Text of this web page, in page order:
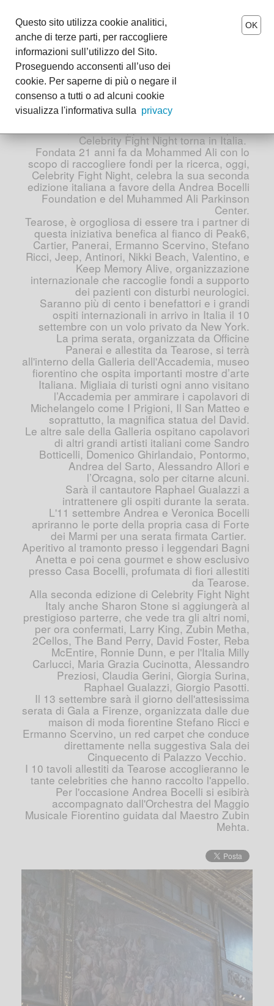
MENU
it-en
The Tearose World
Wedding
Boutiques
Tearose interpreta Celebrity
Fight Night
Grazie ad Andrea Bocelli e ad alcune tra le più
esclusive maison della moda italiana e non
Celebrity Fight Night torna in Italia.
Fondata 21 anni fa da Mohammed Ali con lo
scopo di raccogliere fondi per la ricerca, oggi,
Celebrity Fight Night, celebra la sua seconda
edizione italiana a favore della Andrea Bocelli
Foundation e del Muhammed Ali Parkinson
Center.
Tearose, è orgogliosa di essere tra i partner di
questa iniziativa benefica al fianco di Peak6,
Cartier, Panerai, Ermanno Scervino, Stefano
Ricci, Jeep, Antinori, Nikki Beach, Valentino, e
Keep Memory Alive, organizzazione
internazionale che raccoglie fondi a supporto
dei pazienti con disturbi neurologici.
Saranno più di cento i benefattori e i grandi
ospiti internazionali in arrivo in Italia il 10
settembre con un volo privato da New York.
La prima serata, organizzata da Officine
Panerai e allestita da Tearose, si terrà
all'interno della Galleria dell'Accademia, museo
fiorentino che ospita importanti mostre d’arte
Italiana. Migliaia di turisti ogni anno visitano
l’Accademia per ammirare i capolavori di
Michelangelo come I Prigioni, Il San Matteo e
soprattutto, la magnifica statua del David.
Le altre sale della Galleria ospitano capolavori
di altri grandi artisti italiani come Sandro
Botticelli, Domenico Ghirlandaio, Pontormo,
Andrea del Sarto, Alessandro Allori e
l’Orcagna, solo per citarne alcuni.
Sarà il cantautore Raphael Gualazzi a
intrattenere gli ospiti durante la serata.
L'11 settembre Andrea e Veronica Bocelli
apriranno le porte della propria casa di Forte
dei Marmi per una serata firmata Cartier.
Aperitivo al tramonto presso i leggendari Bagni
Anetta e poi cena gourmet e show esclusivo
presso Casa Bocelli, profumata di fiori allestiti
da Tearose.
Alla seconda edizione di Celebrity Fight Night
Italy anche Sharon Stone si aggiungerà al
prestigioso parterre, che vede tra gli altri nomi,
per ora confermati, Larry King, Zubin Metha,
2Cellos, The Band Perry, David Foster, Reba
McEntire, Ronnie Dunn, e per l'Italia Milly
Carlucci, Maria Grazia Cucinotta, Alessandro
Preziosi, Claudia Gerini, Giorgia Surina,
Raphael Gualazzi, Giorgio Pasotti.
Il 13 settembre sarà il giorno dell'attesissima
serata di Gala a Firenze, organizzata dalle due
maison di moda fiorentine Stefano Ricci e
Ermanno Scervino, un red carpet che conduce
direttamente nella suggestiva Sala dei
Cinquecento di Palazzo Vecchio.
I 10 tavoli allestiti da Tearose accoglieranno le
tante celebrities che hanno raccolto l'appello.
Per l'occasione Andrea Bocelli si esibirà
accompagnato dall'Orchestra del Maggio
Musicale Fiorentino guidata dal Maestro Zubin
Mehta.
Questo sito utilizza cookie analitici,
anche di terze parti, per raccogliere
informazioni sull’utilizzo del Sito.
Proseguendo acconsenti all’uso dei
cookie. Per saperne di più o negare il
consenso a tutti o ad alcuni cookie
visualizza l'informativa sulla privacy
OK